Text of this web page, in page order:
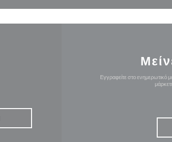
Εγγραφείτε στο ενημερωτικό